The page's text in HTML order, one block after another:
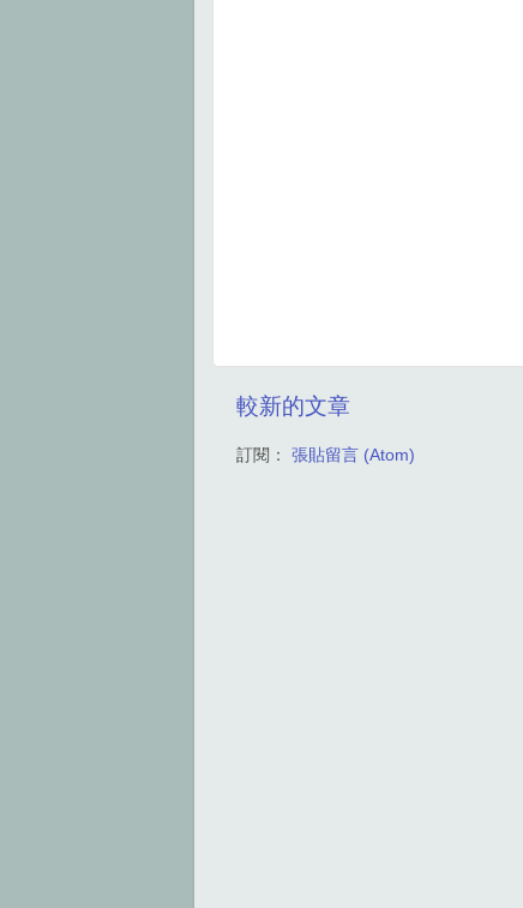
較新的文章
訂閱： 張貼留言 (Atom)